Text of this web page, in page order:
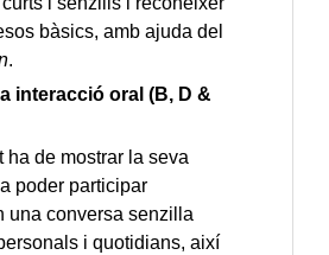
bàsics, amb ajuda del
.
interacció oral (B, D &
ha de mostrar la seva
poder participar
una conversa senzilla
i quotidians, així